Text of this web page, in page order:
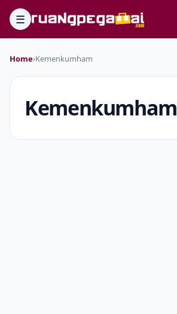
☰
Home›Kemenkumham
Kemenkumham